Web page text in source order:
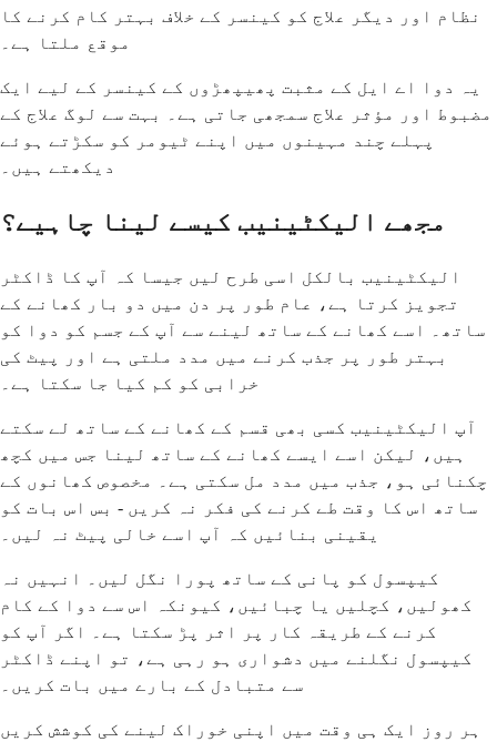
نظام اور دیگر علاج کو کینسر کے خلاف بہتر کام کرنے کا
موقع ملتا ہے۔
یہ دوا اے ایل کے مثبت پھیپھڑوں کے کینسر کے لیے ایک
مضبوط اور مؤثر علاج سمجھی جاتی ہے۔ بہت سے لوگ علاج کے
پہلے چند مہینوں میں اپنے ٹیومر کو سکڑتے ہوئے
دیکھتے ہیں۔
مجھے الیکٹینیب کیسے لینا چاہیے؟
الیکٹینیب بالکل اسی طرح لیں جیسا کہ آپ کا ڈاکٹر
تجویز کرتا ہے، عام طور پر دن میں دو بار کھانے کے
ساتھ۔ اسے کھانے کے ساتھ لینے سے آپ کے جسم کو دوا کو
بہتر طور پر جذب کرنے میں مدد ملتی ہے اور پیٹ کی
خرابی کو کم کیا جا سکتا ہے۔
آپ الیکٹینیب کسی بھی قسم کے کھانے کے ساتھ لے سکتے
ہیں، لیکن اسے ایسے کھانے کے ساتھ لینا جس میں کچھ
چکنائی ہو، جذب میں مدد مل سکتی ہے۔ مخصوص کھانوں کے
ساتھ اس کا وقت طے کرنے کی فکر نہ کریں - بس اس بات کو
یقینی بنائیں کہ آپ اسے خالی پیٹ نہ لیں۔
کیپسول کو پانی کے ساتھ پورا نگل لیں۔ انہیں نہ
کھولیں، کچلیں یا چبائیں، کیونکہ اس سے دوا کے کام
کرنے کے طریقہ کار پر اثر پڑ سکتا ہے۔ اگر آپ کو
کیپسول نگلنے میں دشواری ہو رہی ہے، تو اپنے ڈاکٹر
سے متبادل کے بارے میں بات کریں۔
ہر روز ایک ہی وقت میں اپنی خوراک لینے کی کوشش کریں